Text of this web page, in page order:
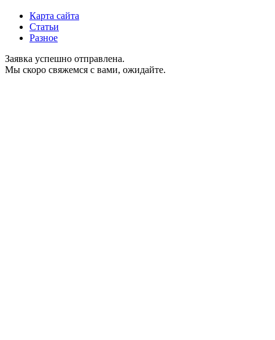
Карта сайта
Статьи
Разное
Заявка успешно отправлена.
Мы скоро свяжемся с вами, ожидайте.